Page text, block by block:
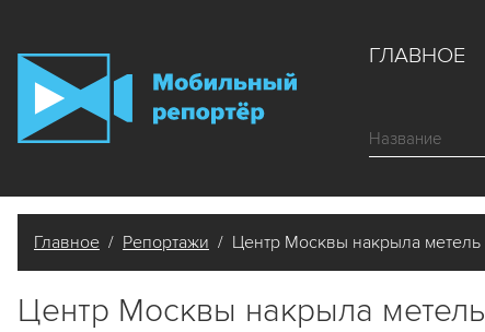
ГЛАВНОЕ
Главное / Репортажи / Центр Москвы накрыла метель
Центр Москвы накрыла метель